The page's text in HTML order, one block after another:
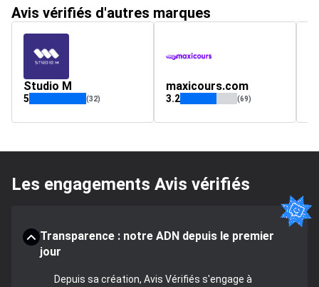
Avis vérifiés d'autres marques
Studio M
5 (32)
maxicours.com
3.2 (69)
Les engagements Avis vérifiés
Transparence : notre ADN depuis le premier
jour
Depuis sa création, Avis Vérifiés s'engage à